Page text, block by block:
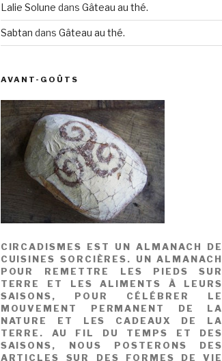
Lalie Solune dans Gâteau au thé.
Sabtan dans Gâteau au thé.
AVANT-GOÛTS
CIRCADISMES EST UN ALMANACH DE
CUISINES SORCIÈRES. UN ALMANACH
POUR REMETTRE LES PIEDS SUR
TERRE ET LES ALIMENTS À LEURS
SAISONS, POUR CÉLÉBRER LE
MOUVEMENT PERMANENT DE LA
NATURE ET LES CADEAUX DE LA
TERRE. AU FIL DU TEMPS ET DES
SAISONS, NOUS POSTERONS DES
ARTICLES SUR DES FORMES DE VIE